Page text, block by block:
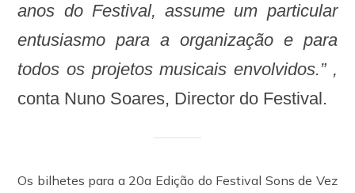
anos do Festival, assume um particular
entusiasmo para a organização e para
todos os projetos musicais envolvidos.”,
conta Nuno Soares, Director do Festival.
Os bilhetes para a 20a Edição do Festival Sons de Vez